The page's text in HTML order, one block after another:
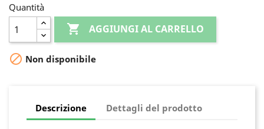
Quantità
 AGGIUNGI AL CARRELLO
 Non disponibile
Descrizione Dettagli del prodotto